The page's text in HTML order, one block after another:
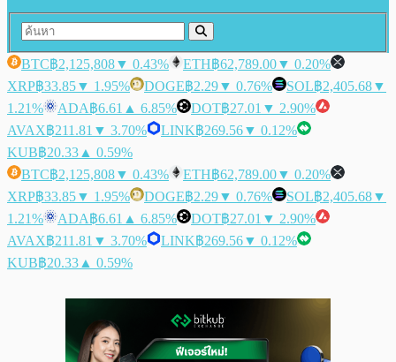
BTC฿2,125,808▼ 0.43% ETH฿62,789.00▼ 0.20%
XRP฿33.85▼ 1.95% DOGE฿2.29▼ 0.76% SOL฿2,405.68▼
1.21%
ADA฿6.61 ▲ 6.85% DOT฿27.01 ▼ 2.90%
AVAX฿211.81 ▼ 3.70% LINK฿269.56▼ 0.12%
KUB฿20.33 ▲ 0.59%
BTC฿2,125,808▼ 0.43% ETH฿62,789.00▼ 0.20%
XRP฿33.85▼ 1.95% DOGE฿2.29▼ 0.76% SOL฿2,405.68▼
1.21%
ADA฿6.61 ▲ 6.85% DOT฿27.01 ▼ 2.90%
AVAX฿211.81 ▼ 3.70% LINK฿269.56▼ 0.12%
KUB฿20.33 ▲ 0.59%